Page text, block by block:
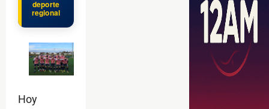
deporte
regional
Hoy